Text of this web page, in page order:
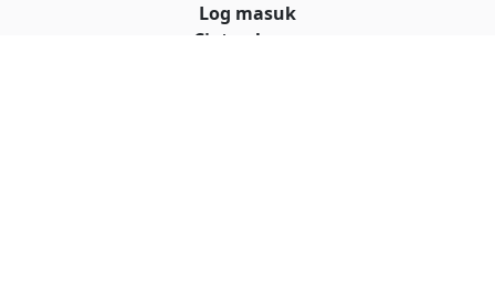
Log masuk
Cipta akaun